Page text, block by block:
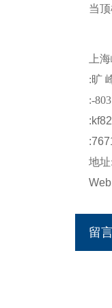
当
上海
:旷
:-803
地址
留